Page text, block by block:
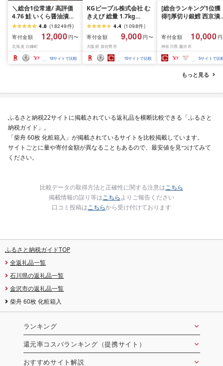
＼総合1位常連/ 高評価
4.76 鮭 いくら醤油漬け
ふるさと納税 いくら
200g / 400g / 800g /
1.6kg / 2.4kg 200g パッ
ク[選べる容量] 醤油漬け
海鮮 イクラ 小分け ふる
さと ランキング 人気 ギ
4.8 (18249件)
寄付金額
12,000 円〜
北海道 白糠町
18サイトで比較
KGピープル株式会社 む
きえび 総量 1.7kg
(850g×2P) 特大 5Lサイ
ズ バナメイエビ バラ凍
結 下処理不要 サイズ不
揃い 訳あり
4.4 (1098件)
寄付金額
9,000 円〜
大阪府 泉佐野市
15サイトで比較
[総合ランキング1位獲
得!]厚切り銀鱈 西京漬
約 1,000g (約 100g ×
切) 西京味噌 西京みそ
噌漬け みそ 味噌 鮮魚
介 銀だら 銀ダラ ギン
ラ ぎんだら 鱈 タラ 魚
西京焼き 西京漬 西京
き 冷凍 厳選 鮮魚 漬け
礼品 おかず おつまみ
南 藤沢
寄付金額 10,000
神奈川県 藤沢市
5サイトで比
もっと見る
ふるさと納税22サイトに掲載されている返礼品を横断比較できる「ふるさと
納税ガイド」。
「柴舟 60枚 化粧箱入」が掲載されているサイトを比較掲載しています。
サイトごとに量や寄付金額が異なることもあるので、最安値を見つけてみて
ください。
比較データの取得方法と正確性に関する注意はこちら
掲載情報の誤り等はこちらよりご報告ください
口コミ投稿はこちらから受け付けております
ふるさと納税ガイドTOP
全返礼品一覧
石川県の返礼品一覧
金沢市の返礼品一覧
柴舟 60枚 化粧箱入
ランキング
還元率コスパランキング（提携サイト）
おすすめサイト解説